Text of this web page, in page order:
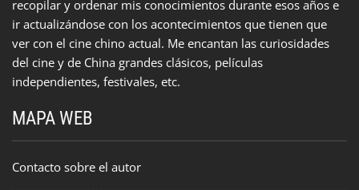
recopilar y ordenar mis conocimientos durante esos años e
ir actualizándose con los acontecimientos que tienen que
ver con el cine chino actual. Me encantan las curiosidades
del cine y de China grandes clásicos, películas
independientes, festivales, etc.
MAPA WEB
Contacto sobre el autor